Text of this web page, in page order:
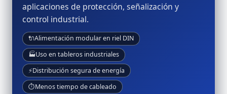
aplicaciones de protección, señalización y
control industrial.
🔌Alimentación modular en riel DIN
🏭Uso en tableros industriales
⚡Distribución segura de energía
⏱️Menos tiempo de cableado